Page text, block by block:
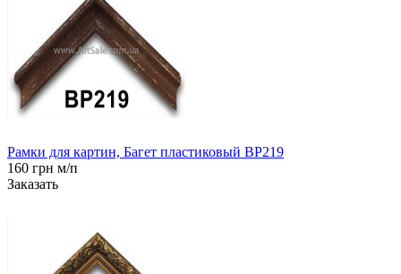
Рамки для картин, Багет пластиковый BP219
160 грн м/п
Заказать